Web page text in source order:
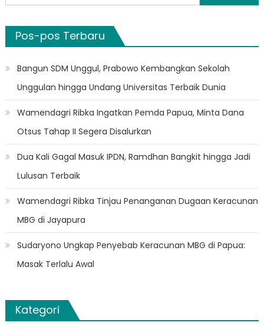
untuk:
Pos-pos Terbaru
Bangun SDM Unggul, Prabowo Kembangkan Sekolah
Unggulan hingga Undang Universitas Terbaik Dunia
Wamendagri Ribka Ingatkan Pemda Papua, Minta Dana
Otsus Tahap II Segera Disalurkan
Dua Kali Gagal Masuk IPDN, Ramdhan Bangkit hingga Jadi
Lulusan Terbaik
Wamendagri Ribka Tinjau Penanganan Dugaan Keracunan
MBG di Jayapura
Sudaryono Ungkap Penyebab Keracunan MBG di Papua:
Masak Terlalu Awal
Kategori